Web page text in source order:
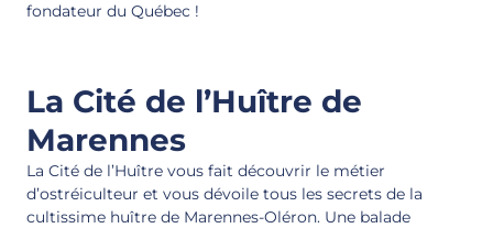
fondateur du Québec !
La Cité de l’Huître de
Marennes
La Cité de l’Huître vous fait découvrir le métier
d’ostréiculteur et vous dévoile tous les secrets de la
cultissime huître de Marennes-Oléron. Une balade